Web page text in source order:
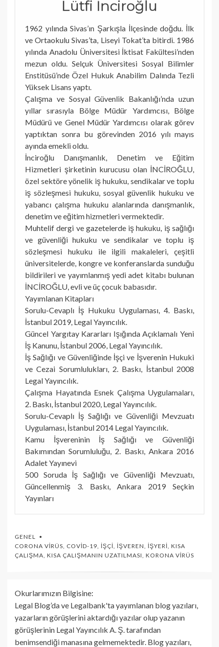
Lütfi İnciroğlu
1962 yılında Sivas’ın Şarkışla İlçesinde doğdu. İlk
ve Ortaokulu Sivas’ta, Liseyi Tokat’ta bitirdi. 1986
yılında Anadolu Üniversitesi İktisat Fakültesi’nden
mezun oldu. Selçuk Üniversitesi Sosyal Bilimler
Enstitüsü’nde Özel Hukuk Anabilim Dalında Tezli
Yüksek Lisans yaptı.
Çalışma ve Sosyal Güvenlik Bakanlığı’nda uzun
yıllar sırasıyla Bölge Müdür Yardımcısı, Bölge
Müdürü ve Genel Müdür Yardımcısı olarak görev
yaptıktan sonra bu görevinden 2016 yılı mayıs
ayında emekli oldu.
İnciroğlu Danışmanlık, Denetim ve Eğitim
Hizmetleri şirketinin kurucusu olan İNCİROĞLU,
özel sektöre yönelik iş hukuku, sendikalar ve toplu
iş sözleşmesi hukuku, sosyal güvenlik hukuku ve
yabancı çalışma hukuku alanlarında danışmanlık,
denetim ve eğitim hizmetleri vermektedir.
Muhtelif dergi ve gazetelerde iş hukuku, iş sağlığı
ve güvenliği hukuku ve sendikalar ve toplu iş
sözleşmesi hukuku ile ilgili makaleleri, çeşitli
üniversitelerde, kongre ve konferanslarda sunduğu
bildirileri ve yayımlanmış yedi adet kitabı bulunan
İNCİROĞLU, evli ve üç çocuk babasıdır.
Yayımlanan Kitapları
Sorulu-Cevaplı İş Hukuku Uygulaması, 4. Baskı,
İstanbul 2019, Legal Yayıncılık.
Güncel Yargıtay Kararları Işığında Açıklamalı Yeni
İş Kanunu, İstanbul 2006, Legal Yayıncılık.
İş Sağlığı ve Güvenliğinde İşçi ve İşverenin Hukuki
ve Cezai Sorumlulukları, 2. Baskı, İstanbul 2008
Legal Yayıncılık.
Çalışma Hayatında Esnek Çalışma Uygulamaları,
2. Baskı, İstanbul 2020, Legal Yayıncılık.
Sorulu-Cevaplı İş Sağlığı ve Güvenliği Mevzuatı
Uygulaması, İstanbul 2014 Legal Yayıncılık.
Kamu İşvereninin İş Sağlığı ve Güvenliği
Bakımından Sorumluluğu, 2. Baskı, Ankara 2016
Adalet Yayınevi
500 Soruda İş Sağlığı ve Güvenliği Mevzuatı,
Güncellenmiş 3. Baskı, Ankara 2019 Seçkin
Yayınları
GENEL
CORONA VIRÜS COVID-19 İŞÇI İŞVEREN İŞYERI KISA
ÇALIŞMA KISA ÇALIŞMANIN UZATILMASI KORONA VIRÜS
Okurlarımızın Bilgisine:
Legal Blog’da ve Legalbank'ta yayımlanan blog yazıları,
yazarların görüşlerini aktardığı yazılar olup yazanın
görüşlerinin Legal Yayıncılık A. Ş. tarafından
benimsendiği manasına gelmemektedir. Blog yazıları,